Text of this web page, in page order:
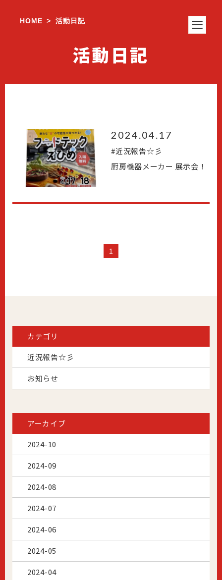
HOME > 活動日記
活動日記
2024.04.17
#近況報告☆彡
厨房機器メーカー 展示会！
1
カテゴリ
近況報告☆彡
お知らせ
アーカイブ
2024-10
2024-09
2024-08
2024-07
2024-06
2024-05
2024-04